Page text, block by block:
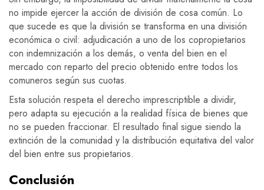
no impide ejercer la acción de división de cosa común. Lo
que sucede es que la división se transforma en una división
económica o civil: adjudicación a uno de los copropietarios
con indemnización a los demás, o venta del bien en el
mercado con reparto del precio obtenido entre todos los
comuneros según sus cuotas.
Esta solución respeta el derecho imprescriptible a dividir,
pero adapta su ejecución a la realidad física de bienes que
no se pueden fraccionar. El resultado final sigue siendo la
extinción de la comunidad y la distribución equitativa del valor
del bien entre sus propietarios.
Conclusión